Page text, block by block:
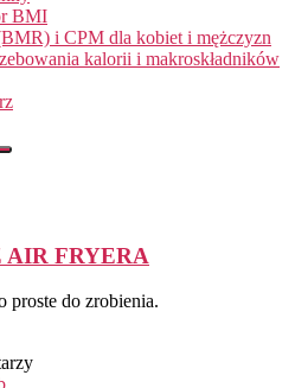
BMI
i CPM dla kobiet i mężczyzn
kalorii i makroskładników
FRYERA
proste do zrobienia.